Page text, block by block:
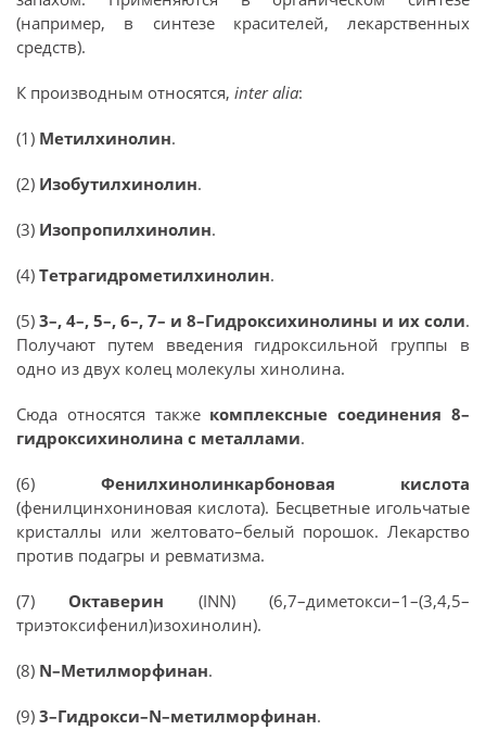
(например, в синтезе красителей, лекарственных
средств).
К производным относятся, inter alia:
(1) Метилхинолин.
(2) Изобутилхинолин.
(3) Изопропилхинолин.
(4) Тетрагидрометилхинолин.
(5) 3–, 4–, 5–, 6–, 7– и 8–Гидроксихинолины и их соли.
Получают путем введения гидроксильной группы в
одно из двух колец молекулы хинолина.
Сюда относятся также комплексные соединения 8–
гидроксихинолина с металлами.
(6) Фенилхинолинкарбоновая кислота
(фенилцинхониновая кислота). Бесцветные игольчатые
кристаллы или желтовато–белый порошок. Лекарство
против подагры и ревматизма.
(7) Октаверин (INN) (6,7–диметокси–1–(3,4,5–
триэтоксифенил)изохинолин).
(8) N–Метилморфинан.
(9) 3–Гидрокси–N–метилморфинан.